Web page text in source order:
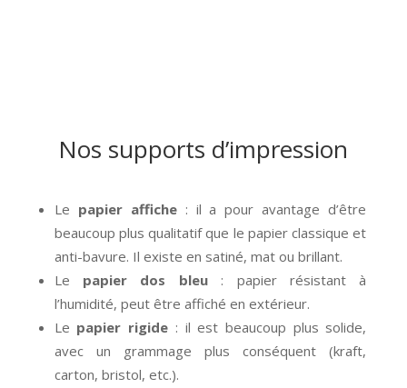
Nos supports d’impression
Le papier affiche: il a pour avantage d’être
beaucoup plus qualitatif que le papier classique et
anti-bavure. Il existe en satiné, mat ou brillant.
Le papier dos bleu: papier résistant à
l’humidité, peut être affiché en extérieur.
Le papier rigide : il est beaucoup plus solide,
avec un grammage plus conséquent (kraft,
carton, bristol, etc.).